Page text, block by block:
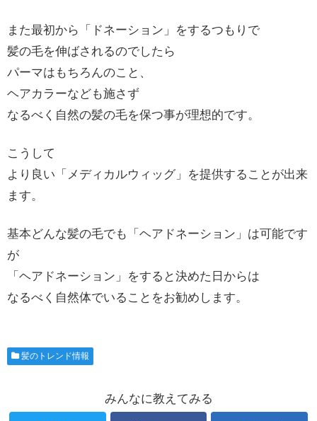
また最初から「ドネーション」をするつもりで
髪の毛を伸ばされるのでしたら
パーマはもちろんのこと、
ヘアカラーなども施さず
なるべく自然の髪の毛を保つ事が理想的です。
こうして
より良い「メディカルウィッグ」を提供することが出来
ます。
基本どんな髪の毛でも「ヘアドネーション」は可能です
が
「ヘアドネーション」をすると決めた日からは
なるべく自然体でいることをお勧めします。
髪のトレンド情報
みんなに教えてみる